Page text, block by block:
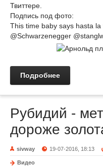
Твиттере.
Подпись под фото:
This time baby says hasta la
@Schwarzenegger
Подробнее
Рубидий -
дороже
sivway 19-07-2016, 18:13
Видео